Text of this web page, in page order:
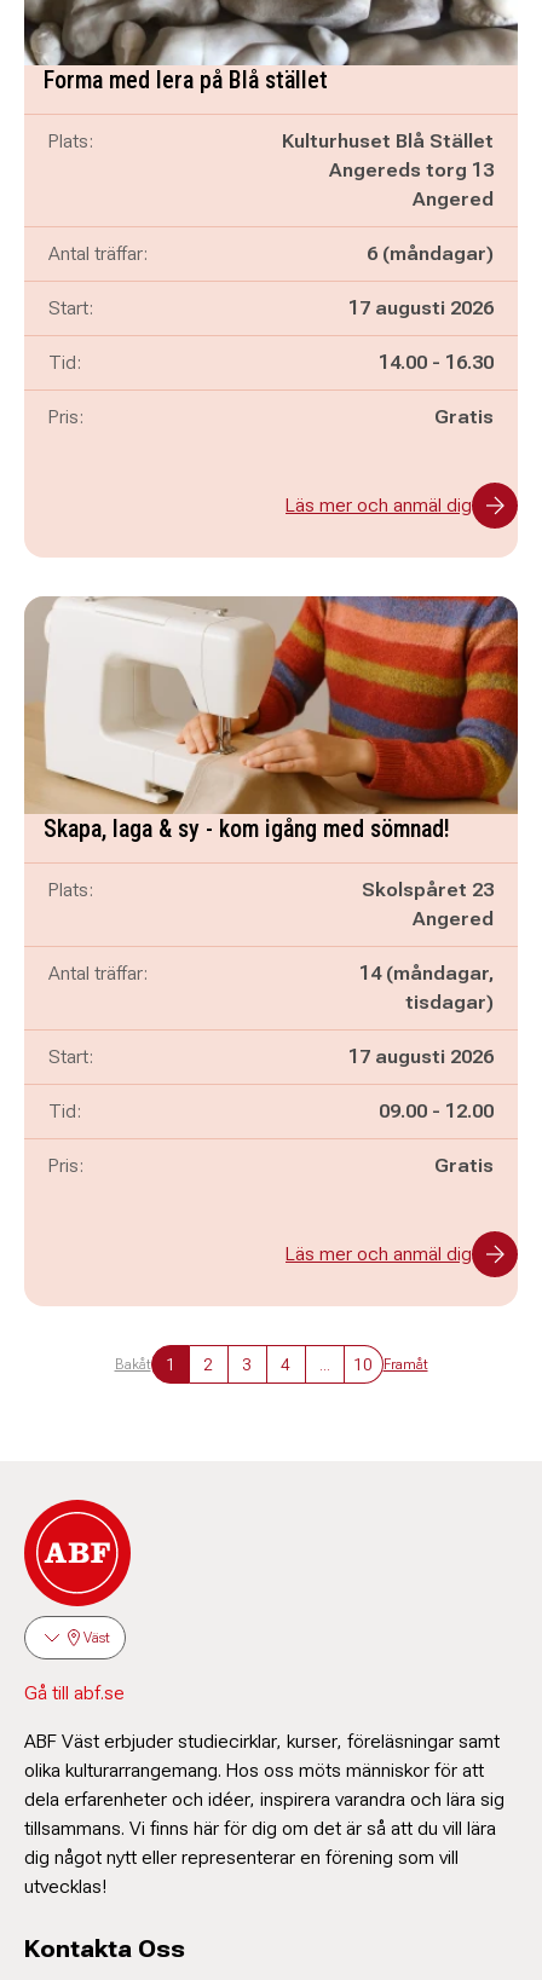
Forma med lera på Blå stället
Plats:
Kulturhuset Blå Stället
Angereds torg 13
Angered
Antal träffar: 6 (måndagar)
Start: 17 augusti 2026
Tid: Pågår mellan
14.00 - och
16.30
Pris: Gratis
Läs mer och anmäl dig
Skapa, laga & sy - kom igång med sömnad!
Plats:
Skolspåret 23
Angered
Antal träffar:
14 (måndagar,
tisdagar)
Start: 17 augusti 2026
Tid: Pågår mellan
09.00 - och
12.00
Pris: Gratis
Läs mer och anmäl dig
Bakåt 1 2 3 4 10 Framåt
Väst
Gå till abf.se
ABF Väst erbjuder studiecirklar, kurser, föreläsningar samt
olika kulturarrangemang. Hos oss möts människor för att
dela erfarenheter och idéer, inspirera varandra och lära sig
tillsammans. Vi finns här för dig om det är så att du vill lära
dig något nytt eller representerar en förening som vill
utvecklas!
Kontakta Oss